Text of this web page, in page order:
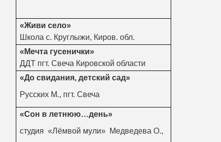
«Живи село»
Школа с. Круглыжи, Киров. обл.
«Мечта гусенички»
ДДТ пгт. Свеча Кировской области
«До свидания, детский сад»
Русских М., пгт. Свеча
«Сон в летнюю…день»
студия «Лёмвой мули» Медведева О.,